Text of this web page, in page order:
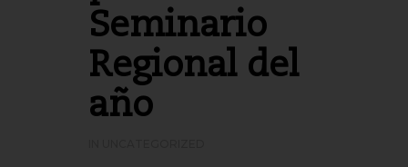
Seminario
Regional del
año